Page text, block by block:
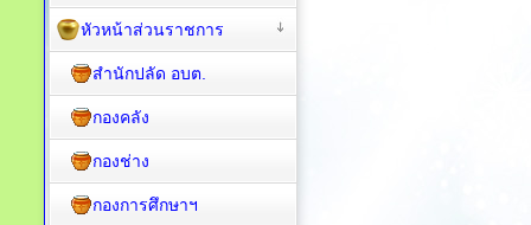
หัวหน้าส่วนราชการ
สำนักปลัด อบต.
กองคลัง
กองช่าง
กองการศึกษาฯ